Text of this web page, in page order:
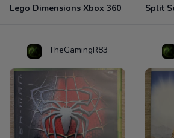
Lego Dimensions Xbox 360
TheGamingR83